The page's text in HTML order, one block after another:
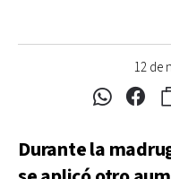
12 de
Durante la